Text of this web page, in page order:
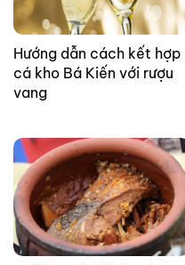
Hướng dẫn cách kết hợp
cá kho Bá Kiến với rượu
vang